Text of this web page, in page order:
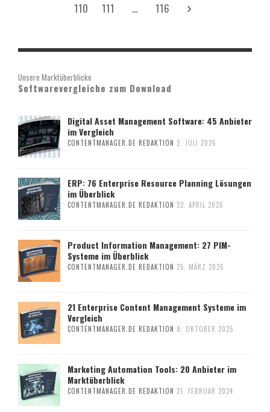
110
111 … 116
Unsere Marktüberblicke
Softwarevergleiche zum Download
Digital Asset Management Software: 45 Anbieter
im Vergleich
CONTENTMANAGER.DE REDAKTION 2. JULI 2026
ERP: 76 Enterprise Resource Planning Lösungen
im Überblick
CONTENTMANAGER.DE REDAKTION 22. APRIL 2026
Product Information Management: 27 PIM-
Systeme im Überblick
CONTENTMANAGER.DE REDAKTION 25. MÄRZ 2026
21 Enterprise Content Management Systeme im
Vergleich
CONTENTMANAGER.DE REDAKTION 8. OKTOBER 2025
Marketing Automation Tools: 20 Anbieter im
Marktüberblick
CONTENTMANAGER.DE REDAKTION 21. FEBRUAR 2024